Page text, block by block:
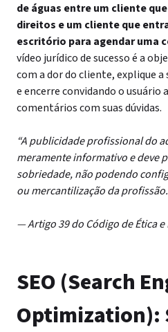
de águas entre um cliente
direitos e um cliente que
escritório para agendar uma
vídeo jurídico de sucesso é a
com a dor do cliente, explique
e encerre convidando o usuário
comentários com suas dúvidas.
“A publicidade profissional do
meramente informativo e deve
sobriedade, não podendo
ou mercantilização da
— Artigo 39 do Código de Ética e
SEO (Search
Optimization):